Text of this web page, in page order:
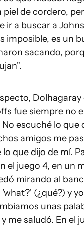
de cordero,
ir a buscar a
imposible, es un
sacando,
fue siempre no
escuché lo que
amigos me
que dijo de mí.
el juego 4, en un
mirando al
(¿qué?) y
unas
me saludó. En el